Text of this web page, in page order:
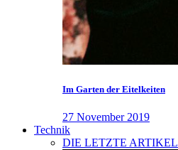
Im Garten der Eitelkeiten
27 November 2019
Technik
DIE LETZTE ARTIKEL